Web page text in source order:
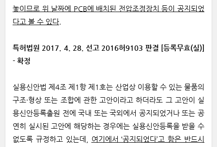
놓이므로 위 날짜에 PCB에 배치된 전압조정장치 등이 공지되었
다고 볼 수 있다
특허법원 2017. 4. 28. 선고 2016허9103 판결 [등록무효(실)]
- 확정
실용신안법 제4조 제1항 제1호는 산업상 이용할 수 있는 물품의
구조·형상 또는 조합에 관한 고안이라고 하더라도 그 고안이 실
용신안등록출원 전에 국내 또는 국외에서 공지되었거나 또는 공
연히 실시된 고안에 해당하는 경우에는 실용신안등록을 받을 수
없도록 규정하고 있는데, 여기에서 ‘공지되었다’고 함은 반드시